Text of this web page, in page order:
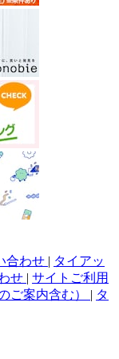
合わせ | タイアッ
せ | サイトご利用
ご案内含む） | タ